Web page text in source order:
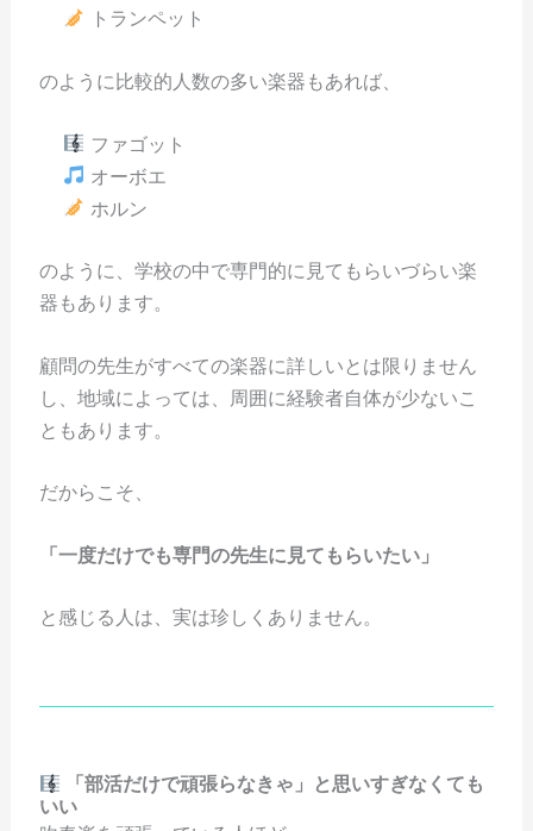
トランペット
のように比較的人数の多い楽器もあれば、
ファゴット
オーボエ
ホルン
のように、学校の中で専門的に見てもらいづらい楽
器もあります。
顧問の先生がすべての楽器に詳しいとは限りません
し、地域によっては、周囲に経験者自体が少ないこ
ともあります。
だからこそ、
「一度だけでも専門の先生に見てもらいたい」
と感じる人は、実は珍しくありません。
「部活だけで頑張らなきゃ」と思いすぎなくても
いい